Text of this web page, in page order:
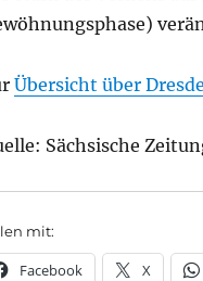
Übersicht über
Sächsische
mit:
Facebook X